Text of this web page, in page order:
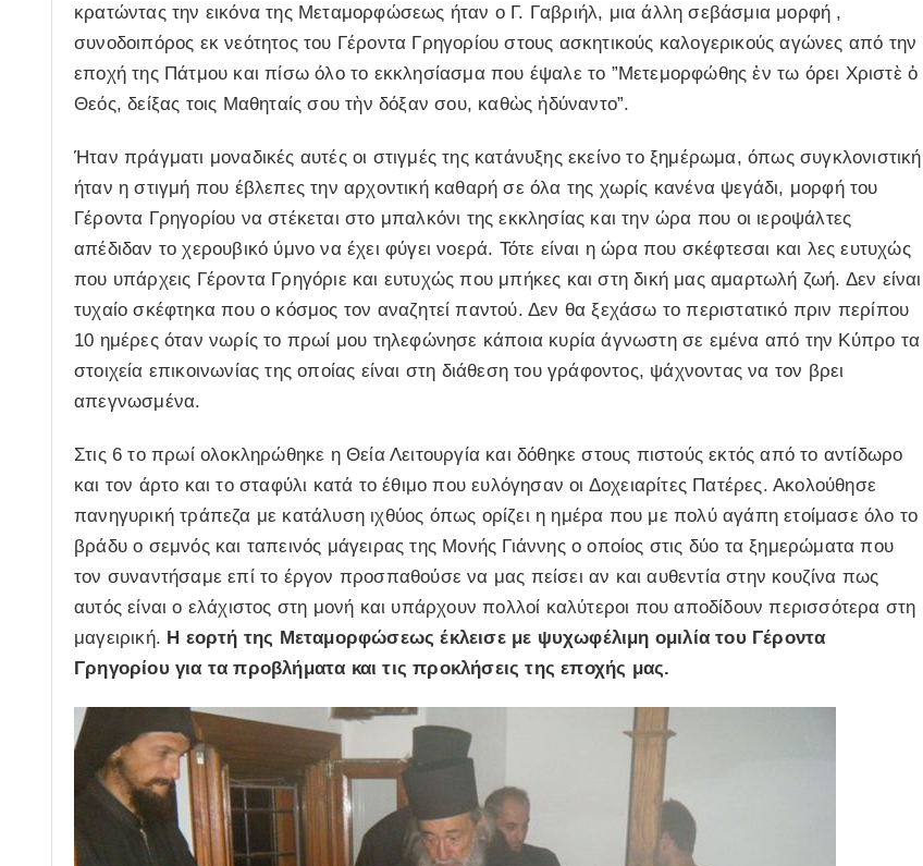
κρατώντας την εικόνα της Μεταμορφώσεως ήταν ο Γ. Γαβριήλ, μια άλλη σεβάσμια μορφή ,
συνοδοιπόρος εκ νεότητος του Γέροντα Γρηγορίου στους ασκητικούς καλογερικούς αγώνες από την
εποχή της Πάτμου και πίσω όλο το εκκλησίασμα που έψαλε το ”Μετεμορφώθης ἐν τω όρει Χριστὲ ὁ
Θεός, δείξας τοις Μαθηταίς σου τὴν δόξαν σου, καθὼς ἠδύναντο”.
Ήταν πράγματι μοναδικές αυτές οι στιγμές της κατάνυξης εκείνο το ξημέρωμα, όπως συγκλονιστική
ήταν η στιγμή που έβλεπες την αρχοντική καθαρή σε όλα της χωρίς κανένα ψεγάδι, μορφή του
Γέροντα Γρηγορίου να στέκεται στο μπαλκόνι της εκκλησίας και την ώρα που οι ιεροψάλτες
απέδιδαν το χερουβικό ύμνο να έχει φύγει νοερά. Τότε είναι η ώρα που σκέφτεσαι και λες ευτυχώς
που υπάρχεις Γέροντα Γρηγόριε και ευτυχώς που μπήκες και στη δική μας αμαρτωλή ζωή. Δεν είναι
τυχαίο σκέφτηκα που ο κόσμος τον αναζητεί παντού. Δεν θα ξεχάσω το περιστατικό πριν περίπου
10 ημέρες όταν νωρίς το πρωί μου τηλεφώνησε κάποια κυρία άγνωστη σε εμένα από την Κύπρο τα
στοιχεία επικοινωνίας της οποίας είναι στη διάθεση του γράφοντος, ψάχνοντας να τον βρει
απεγνωσμένα.
Στις 6 το πρωί ολοκληρώθηκε η Θεία Λειτουργία και δόθηκε στους πιστούς εκτός από το αντίδωρο
και τον άρτο και το σταφύλι κατά το έθιμο που ευλόγησαν οι Δοχειαρίτες Πατέρες. Ακολούθησε
πανηγυρική τράπεζα με κατάλυση ιχθύος όπως ορίζει η ημέρα που με πολύ αγάπη ετοίμασε όλο το
βράδυ ο σεμνός και ταπεινός μάγειρας της Μονής Γιάννης ο οποίος στις δύο τα ξημερώματα που
τον συναντήσαμε επί το έργον προσπαθούσε να μας πείσει αν και αυθεντία στην κουζίνα πως
αυτός είναι ο ελάχιστος στη μονή και υπάρχουν πολλοί καλύτεροι που αποδίδουν περισσότερα στη
μαγειρική. Η εορτή της Μεταμορφώσεως έκλεισε με ψυχωφέλιμη ομιλία του Γέροντα
Γρηγορίου για τα προβλήματα και τις προκλήσεις της εποχής μας.